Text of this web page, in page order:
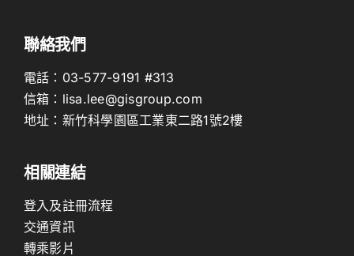
聯絡我們
電話： 03-577-9191 #313
信箱： lisa.lee@gisgroup.com
地址： 新竹科學園區工業東二路1號2樓
相關連結
登入及註冊流程
交通資訊
轉乘影片